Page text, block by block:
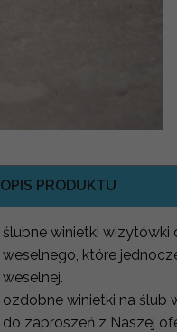
OPIS PRODUKTU
ślubne winietki wizytówki
weselnego, które
weselnej.
ozdobne winietki na ślub
do zaproszeń z Naszej